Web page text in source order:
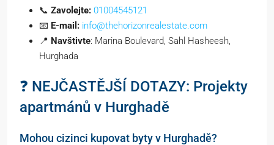
📞 Zavolejte: 01004545121
📧 E-mail: info@thehorizonrealestate.com
📍 Navštivte: Marina Boulevard, Sahl Hasheesh,
Hurghada
❓ NEJČASTĚJŠÍ DOTAZY: Projekty
apartmánů v Hurghadě
Mohou cizinci kupovat byty v Hurghadě?